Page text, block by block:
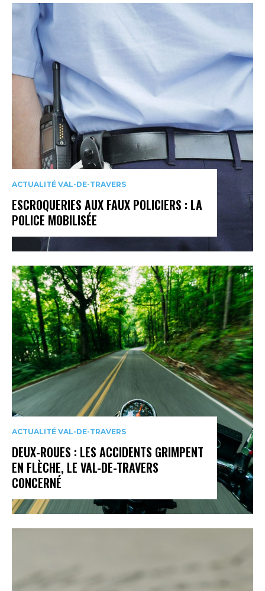
ACTUALITÉ VAL-DE-TRAVERS
ESCROQUERIES AUX FAUX POLICIERS : LA
POLICE MOBILISÉE
ACTUALITÉ VAL-DE-TRAVERS
DEUX-ROUES : LES ACCIDENTS GRIMPENT
EN FLÈCHE, LE VAL-DE-TRAVERS
CONCERNÉ